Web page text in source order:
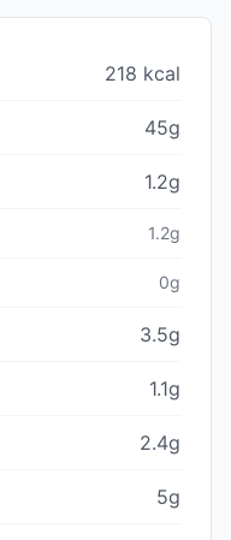
218 kcal
45g
1.2g
1.2g
0g
3.5g
1.1g
2.4g
5g